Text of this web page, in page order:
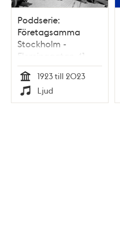
Poddserie:
Företagsamma
Stockholm -
Fleminggatan 41,
HSB
Tid
1923 till 2023
Typ
Ljud